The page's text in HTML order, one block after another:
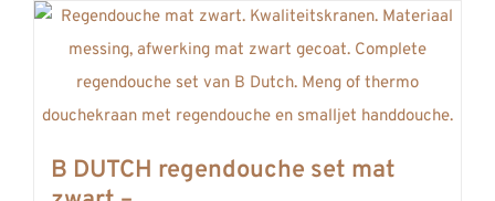
B DUTCH regendouche set mat